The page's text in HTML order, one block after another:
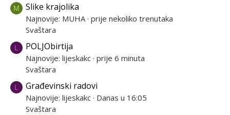
M Slike krajolika
Najnovije: MUHA prije nekoliko trenutaka
Svaštara
L POLJObirtija
Najnovije: lijeskakc prije 6 minuta
Svaštara
L Građevinski radovi
Najnovije: lijeskakc Danas u 16:05
Svaštara